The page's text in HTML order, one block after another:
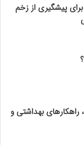
پیشگیری از زخم
بهداشتی و